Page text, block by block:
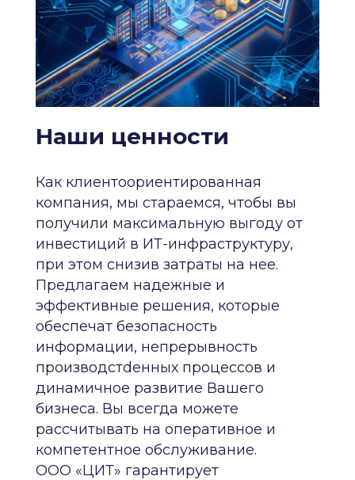
Наши ценности
Как клиентоориентированная
компания, мы стараемся, чтобы вы
получили максимальную выгоду от
инвестиций в ИТ-инфраструктуру,
при этом снизив затраты на нее.
Предлагаем надежные и
эффективные решения, которые
обеспечат безопасность
информации, непрерывность
производстdенных процессов и
динамичное развитие Вашего
бизнеса. Вы всегда можете
рассчитывать на оперативное и
компетентное обслуживание.
ООО «ЦИТ» гарантирует